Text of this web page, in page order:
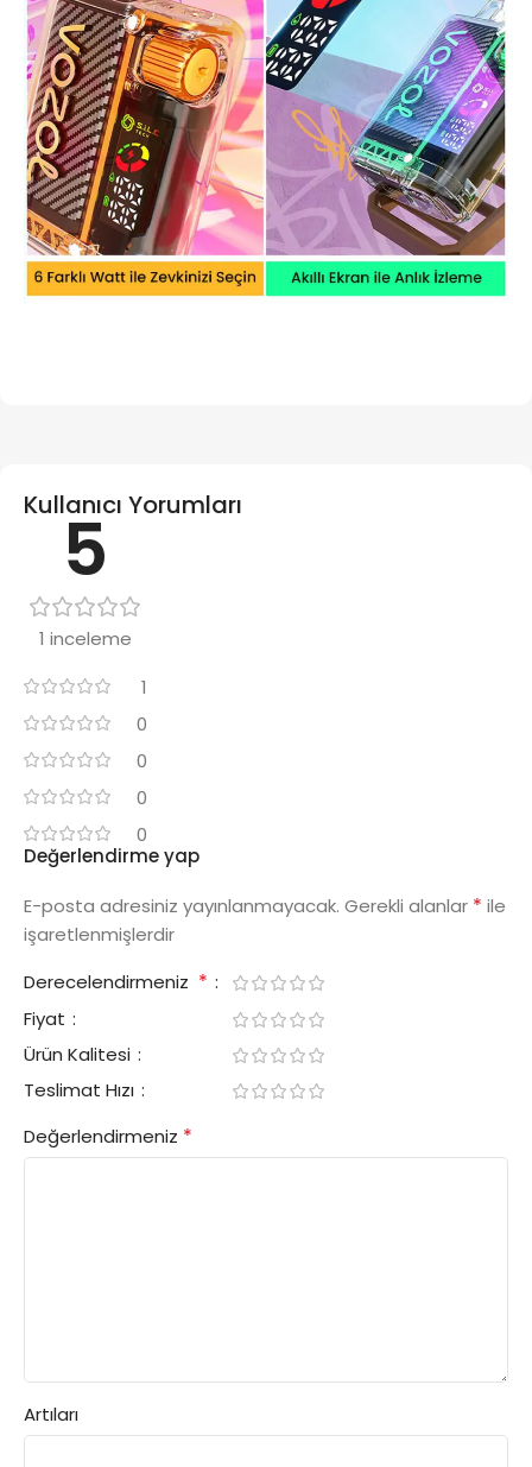
Kullanıcı Yorumları
5
1 inceleme
1
0
0
0
0
Değerlendirme yap
E-posta adresiniz yayınlanmayacak. Gerekli alanlar * ile
işaretlenmişlerdir
Derecelendirmeniz *
Fiyat
Ürün Kalitesi
Teslimat Hızı
Değerlendirmeniz *
Artıları